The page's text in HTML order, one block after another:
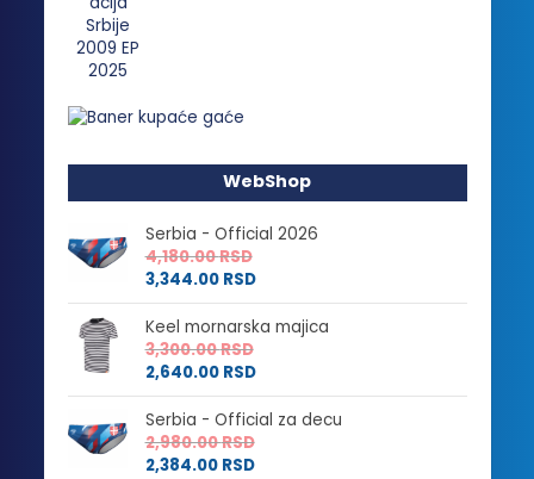
WebShop
Serbia - Official 2026
4,180.00RSD
3,344.00 RSD
Keel mornarska majica
3,300.00RSD
2,640.00 RSD
Serbia - Official za decu
2,980.00RSD
2,384.00 RSD